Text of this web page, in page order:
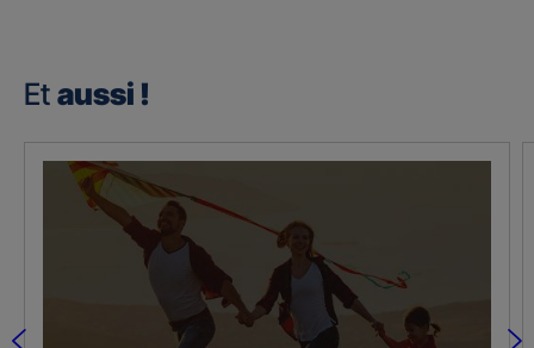
Et aussi !